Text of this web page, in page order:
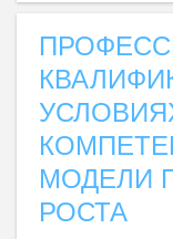
МОДЕЛИ
РОСТА